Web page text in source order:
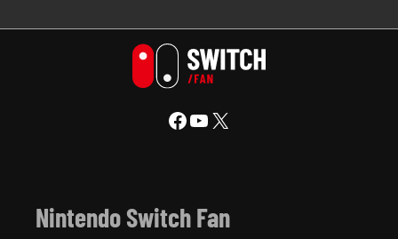
Facebook YouTube X
Nintendo Switch Fan